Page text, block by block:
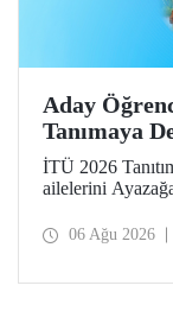
Aday
Tanımaya
İTÜ 2026
ailelerini
ilgili fakülte ve
06 Ağu 2026